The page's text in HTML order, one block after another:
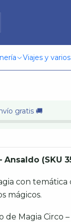
Viajes y varios
gratis 🚚
(SKU
con temática
mágicos.
de Magia Circo